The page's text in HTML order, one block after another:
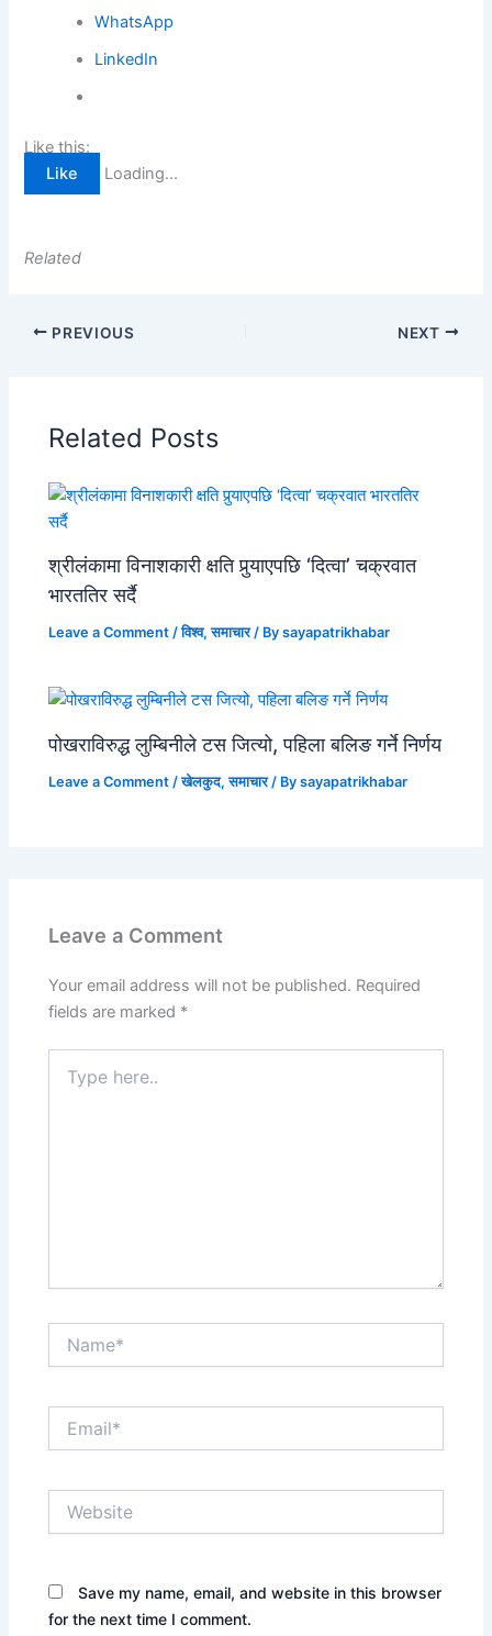
WhatsApp
LinkedIn
Like this:
Like
Loading...
Related
PREVIOUS NEXT
Related Posts
श्रीलंकामा विनाशकारी क्षति पुर्‍याएपछि ‘दित्वा’ चक्रवात
भारततिर सर्दै
Leave a Comment /विश्व,समाचार/ Bysayapatrikhabar
पोखराविरुद्ध लुम्बिनीले टस जित्यो, पहिला बलिङ गर्ने निर्णय
Leave a Comment /खेलकुद,समाचार/ Bysayapatrikhabar
Leave a Comment
Your email address will not be published. Required
fields are marked *
here..
Save my name, email, and website in this browser
for the next time I comment.